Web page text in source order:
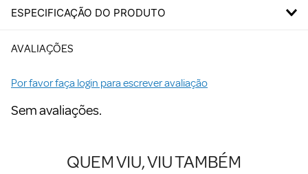
ESPECIFICAÇÃO DO PRODUTO
AVALIAÇÕES
Por favor faça login para escrever avaliação
Sem avaliações.
QUEM VIU, VIU TAMBÉM